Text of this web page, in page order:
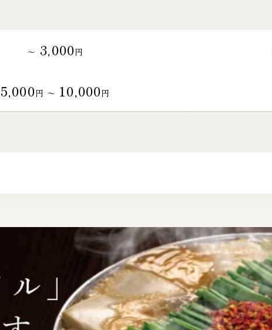
～ 3,000円
5,000円 〜 10,000円